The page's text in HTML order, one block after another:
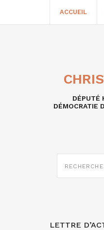
ACCUEIL
DÉPUTÉ
DÉMOCRATIE
SUR
LETTRE